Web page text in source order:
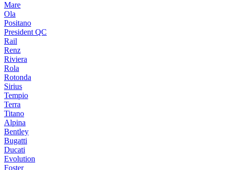
Mare
Ola
Positano
President QC
Rail
Renz
Riviera
Rola
Rotonda
Sirius
Tempio
Terra
Titano
Alpina
Bentley
Bugatti
Ducati
Evolution
Foster